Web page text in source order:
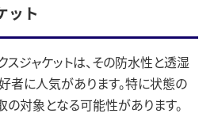
ット
スジャケットは、その防水性と透湿
者に人気があります。特に状態の
対象となる可能性があります。